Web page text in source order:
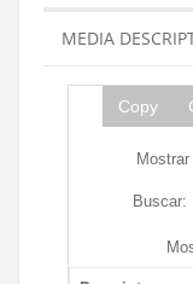
MEDIA
Copy
Mostrar
Buscar: